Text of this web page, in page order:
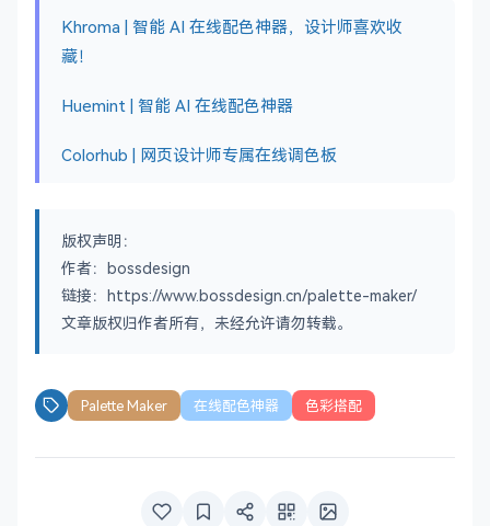
Khroma | 智能 AI 在线配色神器，设计师喜欢收
藏！
Huemint | 智能 AI 在线配色神器
Colorhub | 网页设计师专属在线调色板
版权声明：
作者：bossdesign
链接：https://www.bossdesign.cn/palette-maker/
文章版权归作者所有，未经允许请勿转载。
Palette Maker 在线配色神器 色彩搭配